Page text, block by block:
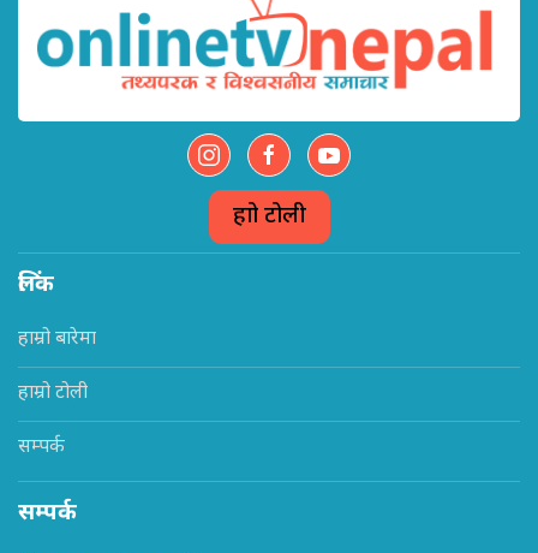
हाम्रो टोली
लिंक
हाम्रो बारेमा
हाम्रो टोली
सम्पर्क
सम्पर्क